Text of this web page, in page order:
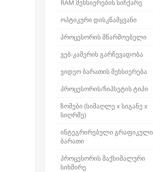
RAM მეხსიერების სიჩქარე
ოპტიკური დისკწამყვანი
პროცესორის მწარმოებელი
ვებ-კამერის გარჩევადობა
ვიდეო ბარათის მეხსიერება
პროცესორის/ჩიპსეტის ტიპი
ზომები (სიმაღლე x სიგანე x
სიღრმე)
ინტეგრირებული გრაფიკული
ბარათი
პროცესორის მაქსიმალური
სიხშირე